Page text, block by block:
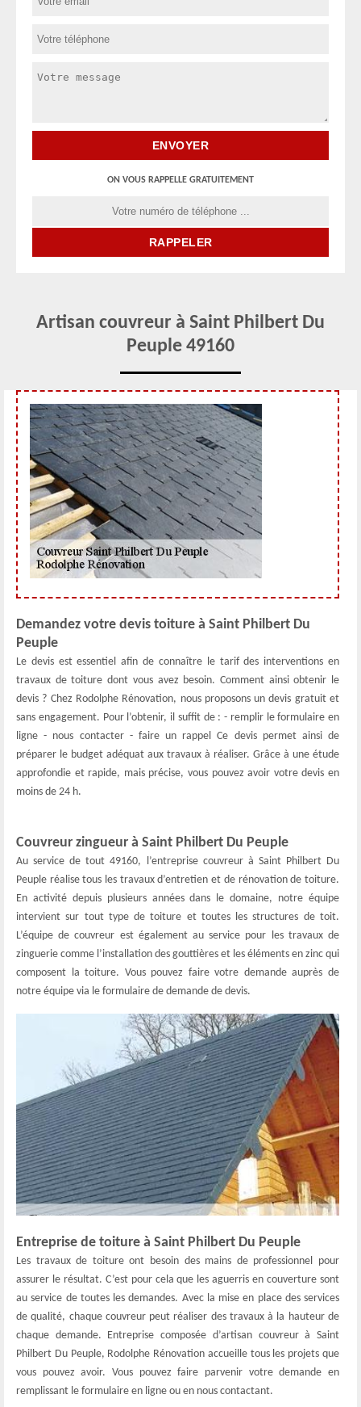
ON VOUS RAPPELLE GRATUITEMENT
Artisan couvreur à Saint Philbert Du
Peuple 49160
Demandez votre devis toiture à Saint Philbert Du
Peuple
Le devis est essentiel afin de connaître le tarif des interventions en
travaux de toiture dont vous avez besoin. Comment ainsi obtenir le
devis ? Chez Rodolphe Rénovation, nous proposons un devis gratuit et
sans engagement. Pour l’obtenir, il suffit de : - remplir le formulaire en
ligne - nous contacter - faire un rappel Ce devis permet ainsi de
préparer le budget adéquat aux travaux à réaliser. Grâce à une étude
approfondie et rapide, mais précise, vous pouvez avoir votre devis en
moins de 24 h.
Couvreur zingueur à Saint Philbert Du Peuple
Au service de tout 49160, l’entreprise couvreur à Saint Philbert Du
Peuple réalise tous les travaux d’entretien et de rénovation de toiture.
En activité depuis plusieurs années dans le domaine, notre équipe
intervient sur tout type de toiture et toutes les structures de toit.
L’équipe de couvreur est également au service pour les travaux de
zinguerie comme l’installation des gouttières et les éléments en zinc qui
composent la toiture. Vous pouvez faire votre demande auprès de
notre équipe via le formulaire de demande de devis.
Entreprise de toiture à Saint Philbert Du Peuple
Les travaux de toiture ont besoin des mains de professionnel pour
assurer le résultat. C’est pour cela que les aguerris en couverture sont
au service de toutes les demandes. Avec la mise en place des services
de qualité, chaque couvreur peut réaliser des travaux à la hauteur de
chaque demande. Entreprise composée d’artisan couvreur à Saint
Philbert Du Peuple, Rodolphe Rénovation accueille tous les projets que
vous pouvez avoir. Vous pouvez faire parvenir votre demande en
remplissant le formulaire en ligne ou en nous contactant.